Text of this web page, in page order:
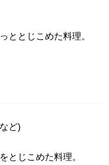
ととじこめた料理。
ど)
とじこめた料理。